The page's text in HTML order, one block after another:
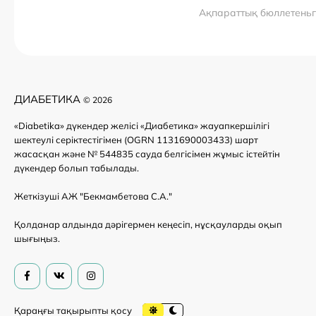
Ақпараттық
ДИАБЕТИКА © 2026
«Diabetika» дүкендер желісі «Диабетика» жауапкершілігі
шектеулі серіктестігімен (OGRN 1131690003433) шарт
жасасқан және № 544835 сауда белгісімен жұмыс істейтін
дүкендер болып табылады.
Жеткізуші АЖ "Бекмамбетова С.А."
Қолданар алдында дәрігермен кеңесіп, нұсқауларды оқып
шығыңыз.